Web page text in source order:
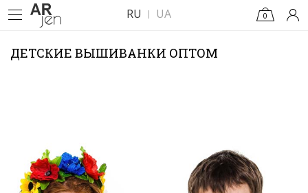
RU UA 0
ДЕТСКИЕ ВЫШИВАНКИ ОПТОМ